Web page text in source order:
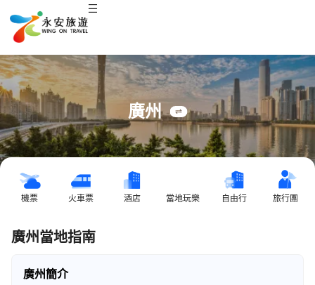
廣州
機票 火車票 酒店 當地玩樂 自由行 旅行團
廣州當地指南
廣州簡介